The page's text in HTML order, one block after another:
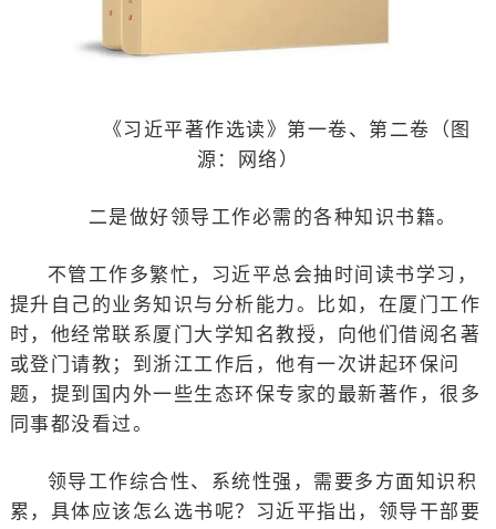
《习近平著作选读》第一卷、第二卷（图
源：网络）
二是做好领导工作必需的各种知识书籍。
不管工作多繁忙，习近平总会抽时间读书学习，
提升自己的业务知识与分析能力。比如，在厦门工作
时，他经常联系厦门大学知名教授，向他们借阅名著
或登门请教；到浙江工作后，他有一次讲起环保问
题，提到国内外一些生态环保专家的最新著作，很多
同事都没看过。
领导工作综合性、系统性强，需要多方面知识积
累，具体应该怎么选书呢？习近平指出，领导干部要